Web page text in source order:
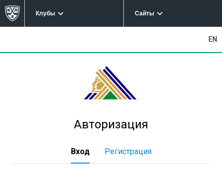
Клубы Сайты
EN
Авторизация
Вход Регистрация